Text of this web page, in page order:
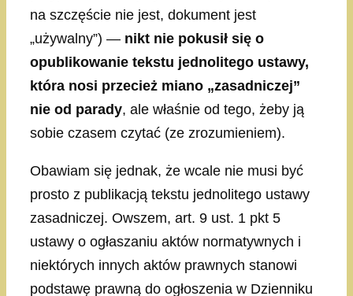
na szczęście nie jest, dokument jest
„używalny”) — nikt nie pokusił się o
opublikowanie tekstu jednolitego ustawy,
która nosi przecież miano „zasadniczej”
nie od parady, ale właśnie od tego, żeby ją
sobie czasem czytać (ze zrozumieniem).
Obawiam się jednak, że wcale nie musi być
prosto z publikacją tekstu jednolitego ustawy
zasadniczej. Owszem, art. 9 ust. 1 pkt 5
ustawy o ogłaszaniu aktów normatywnych i
niektórych innych aktów prawnych stanowi
podstawę prawną do ogłoszenia w Dzienniku